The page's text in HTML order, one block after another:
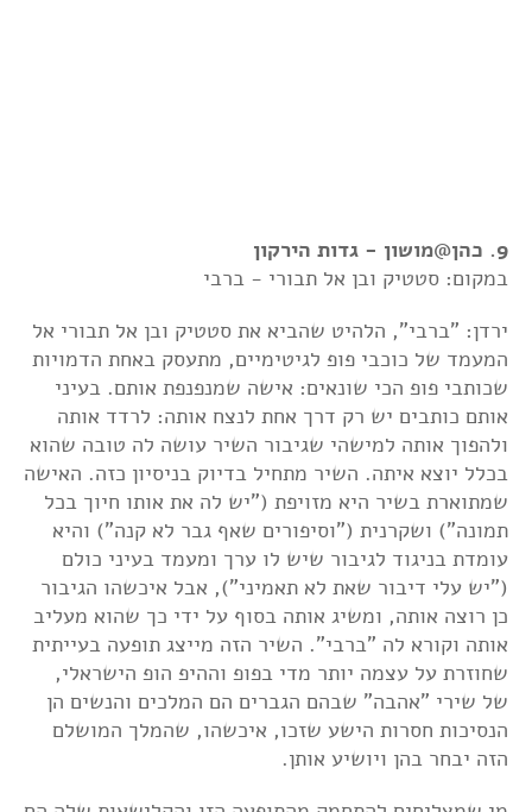
9. כהן@מושון - גדות הירקון
במקום: סטטיק ובן אל תבורי - ברבי
ירדן: "ברבי", הלהיט שהביא את סטטיק ובן אל תבורי אל
המעמד של כוכבי פופ לגיטימיים, מתעסק באחת הדמויות
שכותבי פופ הכי שונאים: אישה שמנפנפת אותם. בעיני
אותם כותבים יש רק דרך אחת לנצח אותה: לרדד אותה
ולהפוך אותה למישהי שגיבור השיר עושה לה טובה שהוא
בכלל יוצא איתה. השיר מתחיל בדיוק בניסיון כזה. האישה
שמתוארת בשיר היא מזויפת ("יש לה את אותו חיוך בכל
תמונה") ושקרנית ("וסיפורים שאף גבר לא קנה") והיא
עומדת בניגוד לגיבור שיש לו ערך ומעמד בעיני כולם
("יש עלי דיבור שאת לא תאמיני"), אבל איכשהו הגיבור
כן רוצה אותה, ומשיג אותה בסוף על ידי כך שהוא מעליב
אותה וקורא לה "ברבי". השיר הזה מייצג תופעה בעייתית
שחוזרת על עצמה יותר מדי בפופ וההיפ הופ הישראלי,
של שירי "אהבה" שבהם הגברים הם המלכים והנשים הן
הנסיכות חסרות הישע שזכו, איכשהו, שהמלך המושלם
הזה יבחר בהן ויושיע אותן.